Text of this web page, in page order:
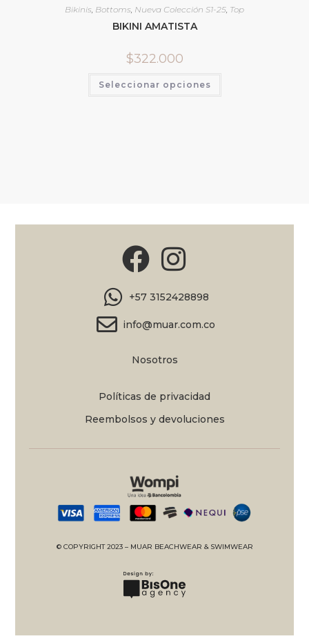
Bikinis, Bottoms, Nueva Colección S1-25, Top
BIKINI AMATISTA
$322.000
Seleccionar opciones
+57 3152428898
info@muar.com.co
Nosotros
Políticas de privacidad
Reembolsos y devoluciones
© COPYRIGHT 2023 – MUAR BEACHWEAR & SWIMWEAR